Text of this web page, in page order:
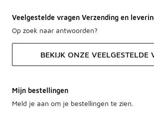
Veelgestelde vragen Verzending en
Op zoek naar antwoorden?
BEKIJK ONZE VEELGESTELDE
Mijn bestellingen
Meld je aan om je bestellingen te zien.